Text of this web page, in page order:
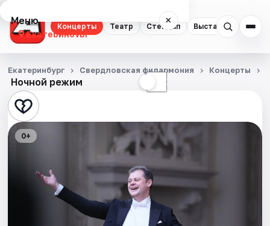
Концерты Театр Стендап Выставки
Меню ×
Екатеринбург
Концерты
Театр
Стендап
Квесты
Экскурсии
Ночной режим ☾
Екатеринбург Свердловская филармония Концерты
0+